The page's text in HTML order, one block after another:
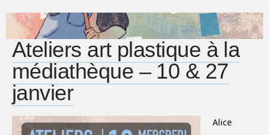
Ateliers art plastique à la
médiathèque – 10 & 27
janvier
Alice